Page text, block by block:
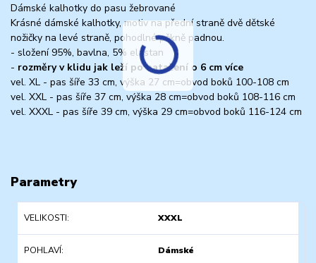
Dámské kalhotky do pasu žebrované
Krásné dámské kalhotky, motiv na přední straně dvě dětské
nožičky na levé straně, pohodlné pěkně padnou.
- složení 95%, bavlna, 5% elastan
- rozměry v klidu jak leží po natažení o 6 cm více
vel. XL - pas šíře 33 cm, výška 27 cm=obvod boků 100-108 cm
vel. XXL - pas šíře 37 cm, výška 28 cm=obvod boků 108-116 cm
vel. XXXL - pas šíře 39 cm, výška 29 cm=obvod boků 116-124 cm
Parametry
VELIKOSTI XXXL
POHLAVÍ Dámské